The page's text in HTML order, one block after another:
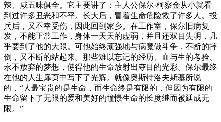
辣、咸五味俱全。它主要讲了：主人公保尔·柯察金从小就看
到过许多丑恶和不平。长大后，冒着生命危险救了许多人。投
兵后，又不幸受伤，因此回到家乡。在工作室，保尔旧病复
发，不能正常工作，身体一天天的虚弱，并且还双目失明，几
乎要到了他的大限。可他始终顽强地与病魔做斗争，不断的摔
倒，又不断的站起来。那些难以忘记的经历、血与生的考验、
永不放弃的梦想，使得他的生命放射出夺目的光彩。保尔最终
在他的人生扉页中写下了光辉。就像奥斯特洛夫斯基所说
的，“人最宝贵的是生命，而生命终是有限的，但因为有限的
生命留下了无限的爱和美好的憧憬生命的长度继而被延成无
限。”